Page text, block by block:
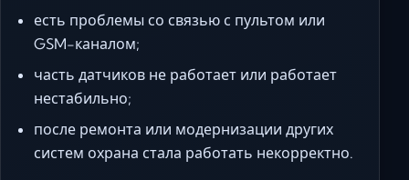
есть проблемы со связью с пультом или
GSM-каналом;
часть датчиков не работает или работает
нестабильно;
после ремонта или модернизации других
систем охрана стала работать некорректно.